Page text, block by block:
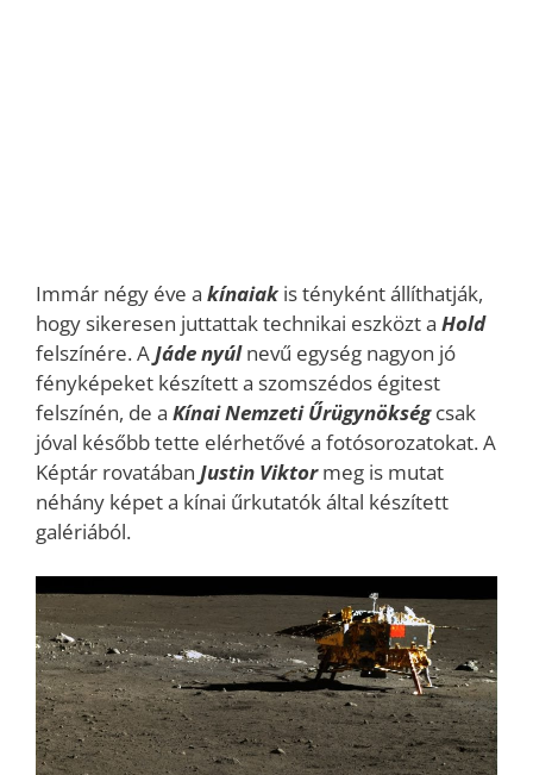
Immár négy éve a kínaiakis tényként állíthatják,
hogy sikeresen juttattak technikai eszközt a Hold
felszínére. A Jáde nyúlnevű egység nagyon jó
fényképeket készített a szomszédos égitest
felszínén, de a Kínai Nemzeti Űrügynökségcsak
jóval később tette elérhetővé a fotósorozatokat. A
Képtár rovatában Justin Viktormeg is mutat
néhány képet a kínai űrkutatók által készített
galériából.